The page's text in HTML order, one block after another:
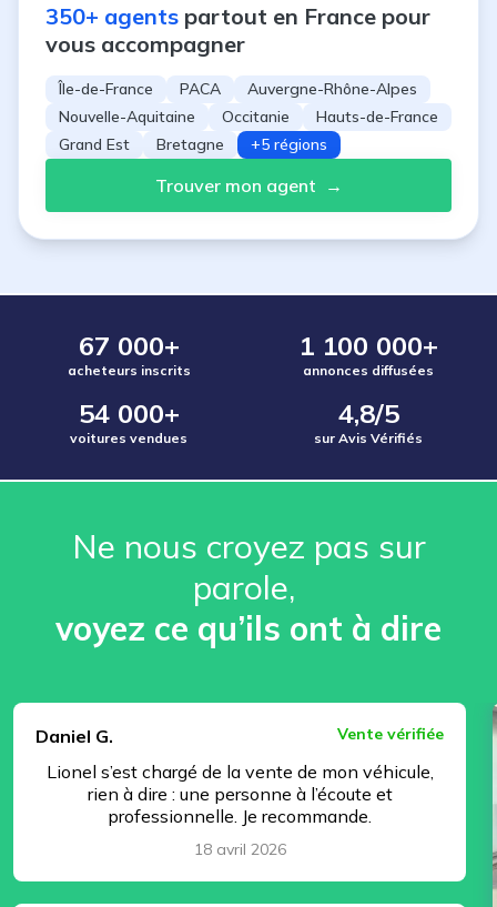
350+ agents partout en France pour
vous accompagner
Île-de-France PACA
Auvergne-Rhône-Alpes
Nouvelle-Aquitaine
Occitanie
Hauts-de-France
Grand Est
Bretagne +5 régions
Trouver mon agent →
67 000+
acheteurs inscrits
1 100 000+
annonces diffusées
54 000+
voitures vendues
4,8/5
sur Avis Vérifiés
Ne nous croyez pas sur
parole, ️
voyez ce qu’ils ont à dire
Daniel G.
Vente vérifiée
Lionel s’est chargé de la vente de mon véhicule,
rien à dire : une personne à l’écoute et
professionnelle. Je recommande.
18 avril 2026